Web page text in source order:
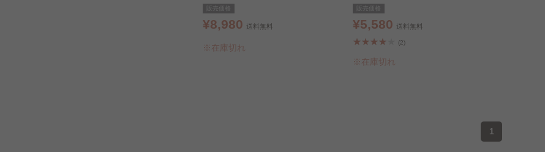
+敷パッド シングル 敷パッド：
ブラウン
販売価格
¥8,980 送料無料
※在庫切れ
シングル グレー
販売価格
¥5,580 送料無料
(2)
※在庫切れ
1